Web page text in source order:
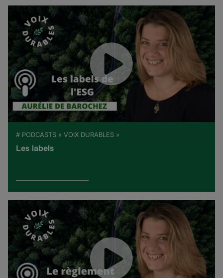
# PODCASTS « VOIX DURABLES »
Les labels